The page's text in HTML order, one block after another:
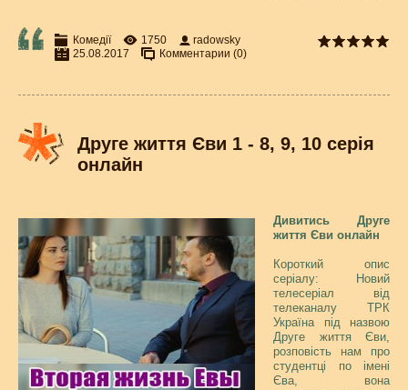
Комедії 1750
radowsky
25.08.2017
Комментарии (0)
Друге життя Єви 1 - 8, 9, 10 серія
онлайн
Дивитись Друге
життя Єви онлайн
Короткий опис
серіалу: Новий
телесеріал від
телеканалу ТРК
Україна під назвою
Друге життя Єви,
розповість нам про
студентці по імені
Єва, вона